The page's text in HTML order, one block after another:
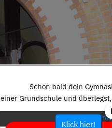
eigentlichen Inhalt zuzugreifen,
Bitte beachten Sie, dass dabei
Mehr
Schon bald dein
Grundschule und
Klick hier!